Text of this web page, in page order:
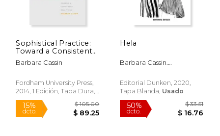
Sophistical Practice:
Toward a Consistent
Relativism (en Inglés)
Barbara Cassin
Fordham University Press,
2014, 1 Edición, Tapa Dura,
Nuevo
Hela
Barbara Cassin.
Editorial Dunken, 2020,
Tapa Blanda, Usado